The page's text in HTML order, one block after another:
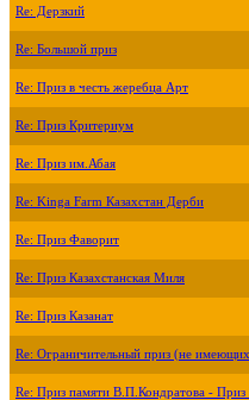
Re: Дерзкий
Re: Большой приз
Re: Приз в честь жеребца Арт
Re: Приз Критериум
Re: Приз им.Абая
Re: Kinga Farm Казахстан Дерби
Re: Приз Фаворит
Re: Приз Казахстанская Миля
Re: Приз Казанат
Re: Ограничительный приз (не
Re: Приз памяти В.П.Кондратова - Приз